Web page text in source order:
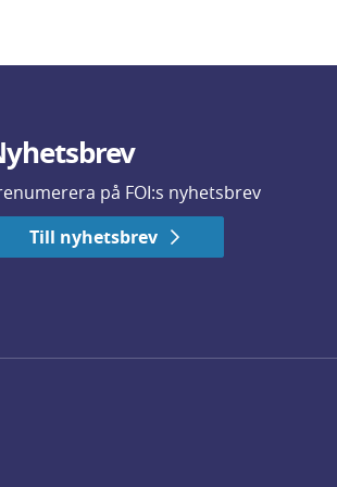
på FOI:s nyhetsbrev
Till nyhetsbrev